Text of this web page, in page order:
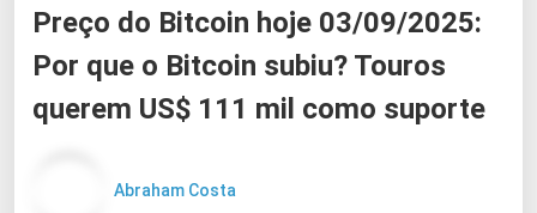
Preço do Bitcoin hoje 03/09/2025:
Por que o Bitcoin subiu? Touros
querem US$ 111 mil como suporte
Abraham Costa